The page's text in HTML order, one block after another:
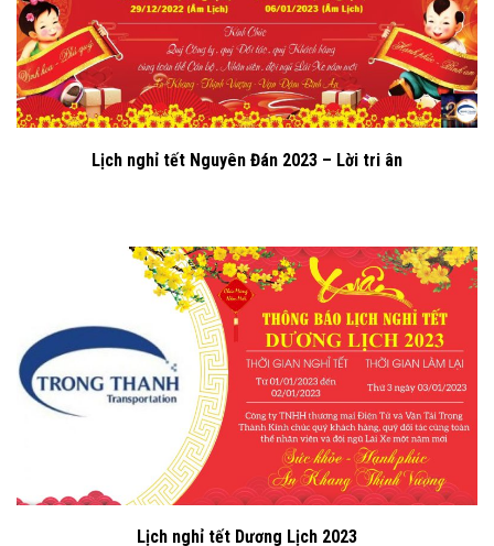
Lịch nghỉ tết Nguyên Đán 2023 – Lời tri ân
Lịch nghỉ tết Dương Lịch 2023